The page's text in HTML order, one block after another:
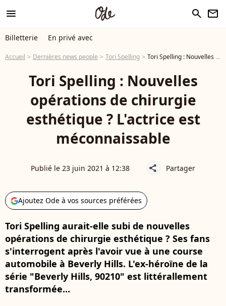
menu search newsletter
Billetterie En privé avec
Accueil Dernières news people Tori Spelling Tori Spelling : Nouvelles opérations de chirurgie esthétique ? L'actrice est méconnaissable
Tori Spelling : Nouvelles
opérations de chirurgie
esthétique ? L'actrice est
méconnaissable
Publié le 23 juin 2021 à 12:38 share Partager
Ajoutez Ode à vos sources préférées
Tori Spelling aurait-elle subi de nouvelles
opérations de chirurgie esthétique ? Ses fans
s'interrogent après l'avoir vue à une course
automobile à Beverly Hills. L'ex-héroïne de la
série "Beverly Hills, 90210" est littérallement
transformée...